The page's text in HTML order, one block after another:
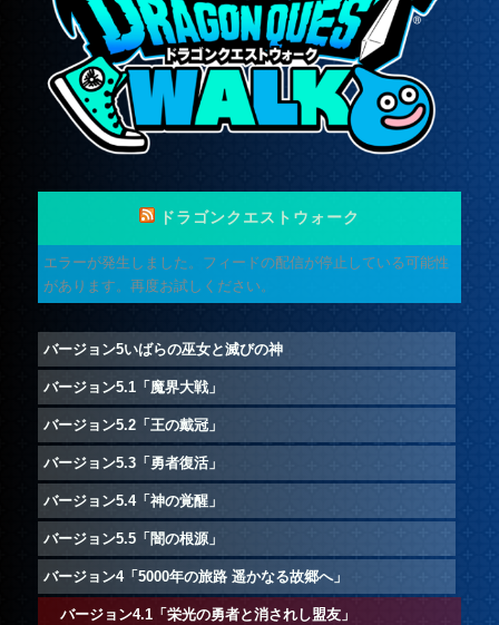
ドラゴンクエストウォーク
エラーが発生しました。フィードの配信が停止している可能性
があります。再度お試しください。
バージョン5いばらの巫女と滅びの神
バージョン5.1「魔界大戦」
バージョン5.2「王の戴冠」
バージョン5.3「勇者復活」
バージョン5.4「神の覚醒」
バージョン5.5「闇の根源」
バージョン4「5000年の旅路 遥かなる故郷へ」
バージョン4.1「栄光の勇者と消されし盟友」